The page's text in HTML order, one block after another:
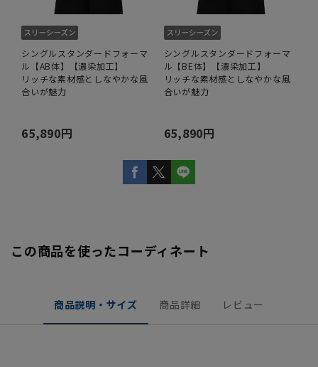
シングルスタンダードフォーマ
ル【AB体】【濃染加工】
リッチな素材感としなやかな風
合いが魅力
65,890円
シングルスタンダードフォーマ
ル【BE体】【濃染加工】
リッチな素材感としなやかな風
合いが魅力
65,890円
この商品を使ったコーディネート
商品説明・サイズ 商品詳細 レビュー